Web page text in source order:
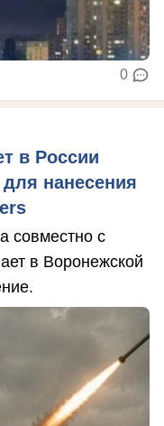
0
в России
нанесения
совместно с
в Воронежской